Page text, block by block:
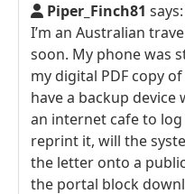
Piper_Finch81 says:
I’m an Australian
soon. My phone was
my digital PDF copy
have a backup
an internet cafe to
reprint it, will the
the letter onto a
the portal block